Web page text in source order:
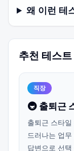
왜 이런 테
추천 테스트
직장
🚇 출퇴근
출퇴근 스타
드러나는 업
답변으로 선